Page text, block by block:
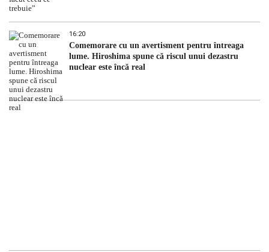
16:20
Comemorare cu un avertisment pentru întreaga
lume. Hiroshima spune că riscul unui dezastru
nuclear este încă real